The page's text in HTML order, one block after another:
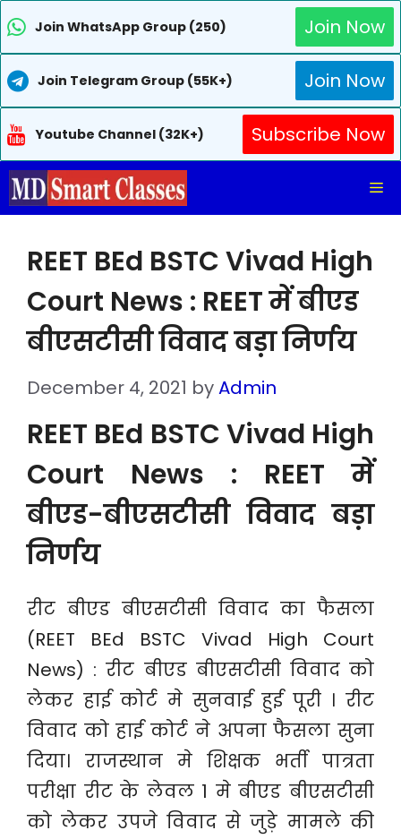
Join WhatsApp Group (250) Join Now
Join Telegram Group (55K+) Join Now
Youtube Channel (32K+)
Subscribe Now
Skip
to
REET BEd BSTC Vivad High
Court News : REET में बीएड
बीएसटीसी विवाद बड़ा निर्णय
December 4, 2021 byAdmin
REET BEd BSTC Vivad High
Court News : REET में
बीएड-बीएसटीसी विवाद बड़ा
निर्णय
रीट बीएड बीएसटीसी विवाद का फैसला
(REET BEd BSTC Vivad High Court
News) : रीट बीएड बीएसटीसी विवाद को
लेकर हाई कोर्ट मे सुनवाई हुई पूरी । रीट
विवाद को हाई कोर्ट ने अपना फैसला सुना
दिया। राजस्थान मे शिक्षक भर्ती पात्रता
परीक्षा रीट के लेवल 1 मे बीएड बीएसटीसी
को लेकर उपजे विवाद से जुड़े मामले की